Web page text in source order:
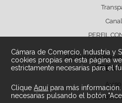
Cámara de Comercio, Industria y
cookies propias en esta página
estrictamente necesarias para el
CliqueAquí para más
necesarias pulsando el botón
PERFIL
Archivos de
ÁREA